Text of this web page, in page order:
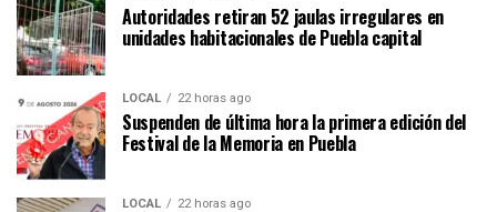
Autoridades retiran 52 jaulas irregulares en
unidades habitacionales de Puebla capital
LOCAL 22 horas ago
Suspenden de última hora la primera edición del
Festival de la Memoria en Puebla
LOCAL 22 horas ago